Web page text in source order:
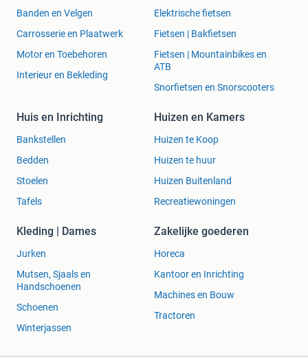
Banden en Velgen
Carrosserie en Plaatwerk
Motor en Toebehoren
Interieur en Bekleding
Elektrische fietsen
Fietsen | Bakfietsen
Fietsen | Mountainbikes en
ATB
Snorfietsen en Snorscooters
Huis en Inrichting
Bankstellen
Bedden
Stoelen
Tafels
Huizen en Kamers
Huizen te Koop
Huizen te huur
Huizen Buitenland
Recreatiewoningen
Kleding | Dames
Jurken
Mutsen, Sjaals en
Handschoenen
Schoenen
Winterjassen
Zakelijke goederen
Horeca
Kantoor en Inrichting
Machines en Bouw
Tractoren